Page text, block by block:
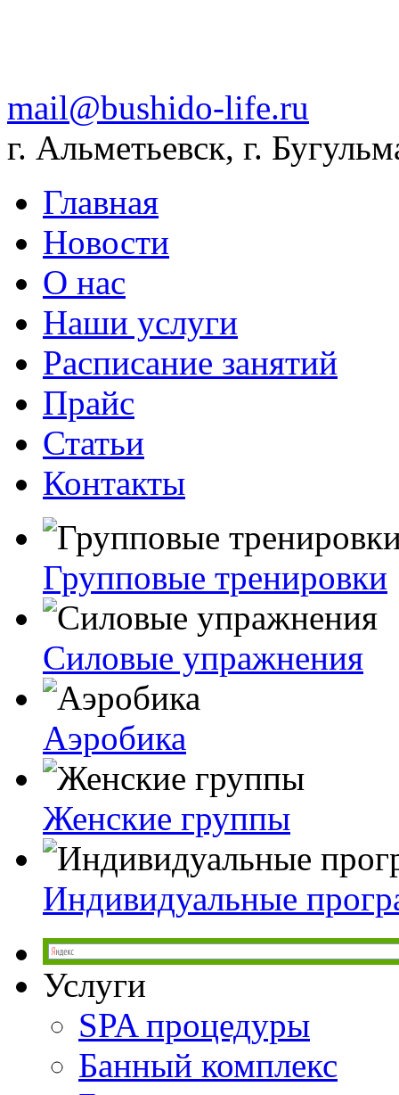
mail@bushido-life.ru
г. Альметьевск, г.
Главная
Новости
О нас
Наши услуги
Расписание занятий
Прайс
Статьи
Контакты
Групповые тренировки
Силовые упражнения
Аэробика
Женские группы
Индивидуальные
Услуги
SPA процедуры
Банный комплекс